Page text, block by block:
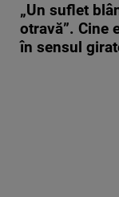
„Un suflet
otravă”. Cine
în sensul